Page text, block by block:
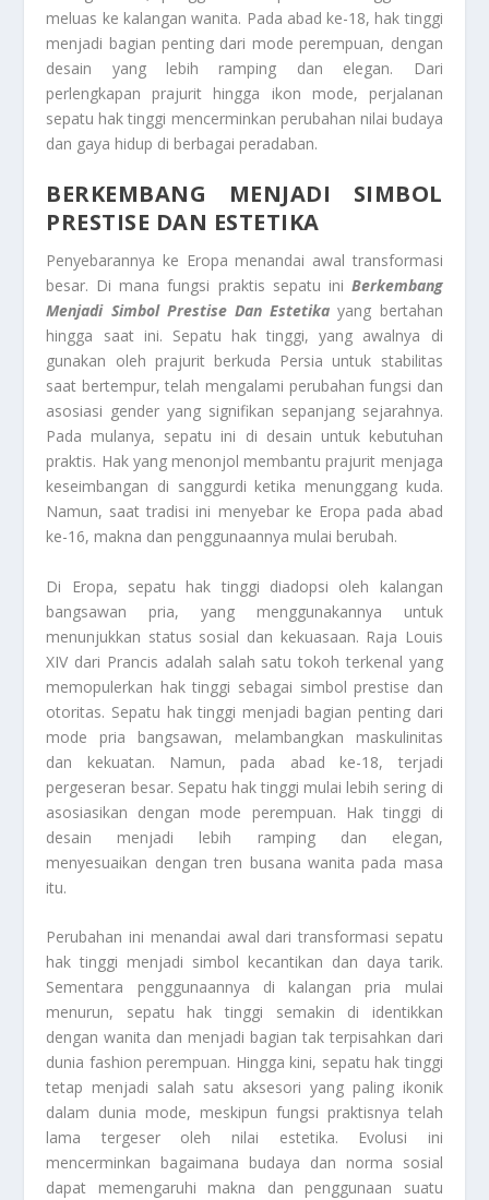
meluas ke kalangan wanita. Pada abad ke-18, hak tinggi
menjadi bagian penting dari mode perempuan, dengan
desain yang lebih ramping dan elegan. Dari
perlengkapan prajurit hingga ikon mode, perjalanan
sepatu hak tinggi mencerminkan perubahan nilai budaya
dan gaya hidup di berbagai peradaban.
BERKEMBANG MENJADI SIMBOL
PRESTISE DAN ESTETIKA
Penyebarannya ke Eropa menandai awal transformasi
besar. Di mana fungsi praktis sepatu ini Berkembang
Menjadi Simbol Prestise Dan Estetika yang bertahan
hingga saat ini. Sepatu hak tinggi, yang awalnya di
gunakan oleh prajurit berkuda Persia untuk stabilitas
saat bertempur, telah mengalami perubahan fungsi dan
asosiasi gender yang signifikan sepanjang sejarahnya.
Pada mulanya, sepatu ini di desain untuk kebutuhan
praktis. Hak yang menonjol membantu prajurit menjaga
keseimbangan di sanggurdi ketika menunggang kuda.
Namun, saat tradisi ini menyebar ke Eropa pada abad
ke-16, makna dan penggunaannya mulai berubah.
Di Eropa, sepatu hak tinggi diadopsi oleh kalangan
bangsawan pria, yang menggunakannya untuk
menunjukkan status sosial dan kekuasaan. Raja Louis
XIV dari Prancis adalah salah satu tokoh terkenal yang
memopulerkan hak tinggi sebagai simbol prestise dan
otoritas. Sepatu hak tinggi menjadi bagian penting dari
mode pria bangsawan, melambangkan maskulinitas
dan kekuatan. Namun, pada abad ke-18, terjadi
pergeseran besar. Sepatu hak tinggi mulai lebih sering di
asosiasikan dengan mode perempuan. Hak tinggi di
desain menjadi lebih ramping dan elegan,
menyesuaikan dengan tren busana wanita pada masa
itu.
Perubahan ini menandai awal dari transformasi sepatu
hak tinggi menjadi simbol kecantikan dan daya tarik.
Sementara penggunaannya di kalangan pria mulai
menurun, sepatu hak tinggi semakin di identikkan
dengan wanita dan menjadi bagian tak terpisahkan dari
dunia fashion perempuan. Hingga kini, sepatu hak tinggi
tetap menjadi salah satu aksesori yang paling ikonik
dalam dunia mode, meskipun fungsi praktisnya telah
lama tergeser oleh nilai estetika. Evolusi ini
mencerminkan bagaimana budaya dan norma sosial
dapat memengaruhi makna dan penggunaan suatu